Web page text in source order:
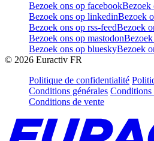
Bezoek ons op facebookBezoek
Bezoek ons op linkedinBezoek
Bezoek ons op rss-feedBezoek
Bezoek ons op mastodon
Bezoek ons op blueskyBezoek
© 2026 Euractiv FR
Politique de confidentialité
Conditions générales Conditions
Conditions de vente